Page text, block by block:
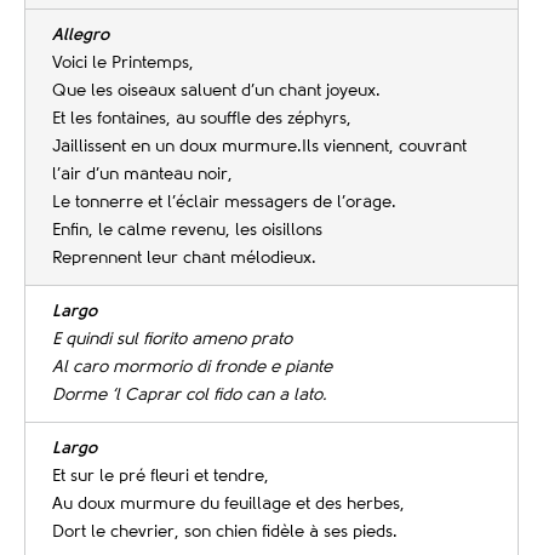
Allegro
Voici le Printemps,
Que les oiseaux saluent d’un chant joyeux.
Et les fontaines, au souffle des zéphyrs,
Jaillissent en un doux murmure.Ils viennent, couvrant
l’air d’un manteau noir,
Le tonnerre et l’éclair messagers de l’orage.
Enfin, le calme revenu, les oisillons
Reprennent leur chant mélodieux.
Largo
E quindi sul fiorito ameno prato
Al caro mormorio di fronde e piante
Dorme ‘l Caprar col fido can a lato.
Largo
Et sur le pré fleuri et tendre,
Au doux murmure du feuillage et des herbes,
Dort le chevrier, son chien fidèle à ses pieds.